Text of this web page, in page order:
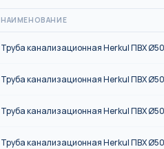
НАИМЕНОВАНИЕ
Труба канализационная Herkul ПВХ
Труба канализационная Herkul ПВХ
Труба канализационная Herkul ПВХ
Труба канализационная Herkul ПВХ